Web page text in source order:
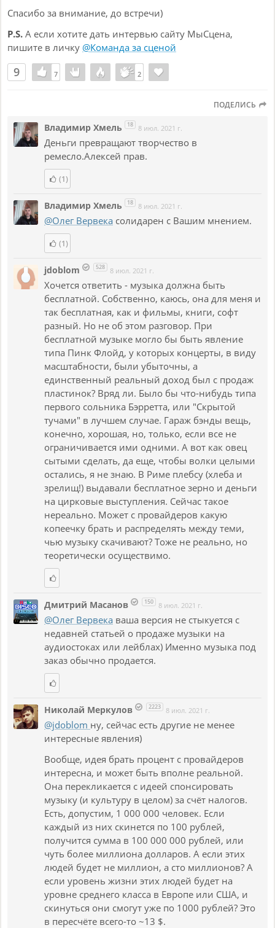
Спасибо за внимание, до встречи)
P.S. А если хотите дать интервью сайту МыСцена,
пишите в личку @Команда за сценой
9 7
7 2
2
ПОДЕЛИСЬ
Владимир Хмель 18 8 июл. 2021 г.
Деньги превращают творчество в
ремесло.Алексей прав.
(1)
Владимир Хмель 18 8 июл. 2021 г.
@Олег Вервека солидарен с Вашим мнением.
(1)
jdoblom 528 8 июл. 2021 г.
Хочется ответить - музыка должна быть
бесплатной. Собственно, каюсь, она для меня и
так бесплатная, как и фильмы, книги, софт
разный. Но не об этом разговор. При
бесплатной музыке могло бы быть явление
типа Пинк Флойд, у которых концерты, в виду
масштабности, были убыточны, а
единственный реальный доход был с продаж
пластинок? Вряд ли. Было бы что-нибудь типа
первого сольника Бэрретта, или "Скрытой
тучами" в лучшем случае. Гараж бэнды вещь,
конечно, хорошая, но, только, если все не
ограничивается ими одними. А вот как овец
сытыми сделать, да еще, чтобы волки целыми
остались, я не знаю. В Риме плебсу (хлеба и
зрелищ!) выдавали бесплатное зерно и деньги
на цирковые выступления. Сейчас такое
нереально. Может с провайдеров какую
копеечку брать и распределять между теми,
чью музыку скачивают? Тоже не реально, но
теоретически осуществимо.
Дмитрий Масанов 150 8 июл. 2021 г.
@Олег Вервека ваша версия не стыкуется с
недавней статьей о продаже музыки на
аудиостоках или лейблах) Именно музыка под
заказ обычно продается.
Николай Меркулов 2223 8 июл. 2021 г.
@jdoblom ну, сейчас есть другие не менее
интересные явления)
Вообще, идея брать процент с провайдеров
интересна, и может быть вполне реальной.
Она перекликается с идеей спонсировать
музыку (и культуру в целом) за счёт налогов.
Есть, допустим, 1 000 000 человек. Если
каждый из них скинется по 100 рублей,
получится сумма в 100 000 000 рублей, или
чуть более миллиона долларов. А если этих
людей будет не миллион, а сто миллионов? А
если уровень жизни этих людей будет на
уровне среднего класса в Европе или США, и
скинуться они смогут уже по 1000 рублей? Это
в пересчёте всего-то ~13 $.